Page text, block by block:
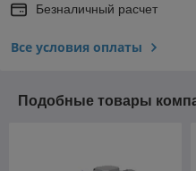
Безналичный расчет
Все условия оплаты
Подобные товары